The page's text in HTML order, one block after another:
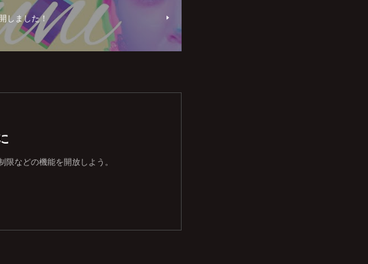
しました！
などの機能を開放しよう。